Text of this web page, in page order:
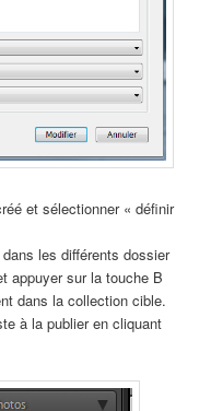
et sélectionner « définir
les différents dossier
appuyer sur la touche B
dans la collection cible.
à la publier en cliquant